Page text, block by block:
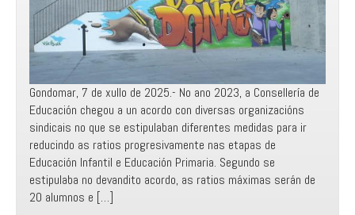
Gondomar, 7 de xullo de 2025.- No ano 2023, a Consellería de
Educación chegou a un acordo con diversas organizacións
sindicais no que se estipulaban diferentes medidas para ir
reducindo as ratios progresivamente nas etapas de
Educación Infantil e Educación Primaria. Segundo se
estipulaba no devandito acordo, as ratios máximas serán de
20 alumnos e […]